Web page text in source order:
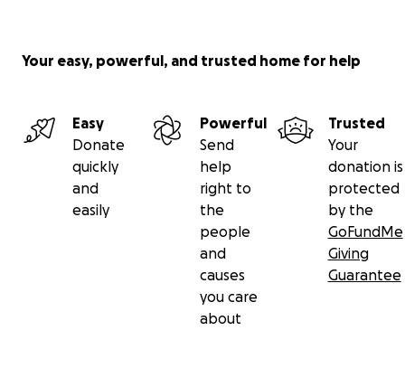
Your easy, powerful, and trusted home for help
Easy
Donate
quickly
and
easily
Powerful
Send
help
right to
the
people
and
causes
you care
about
Trusted
Your
donation is
protected
by the
GoFundMe
Giving
Guarantee